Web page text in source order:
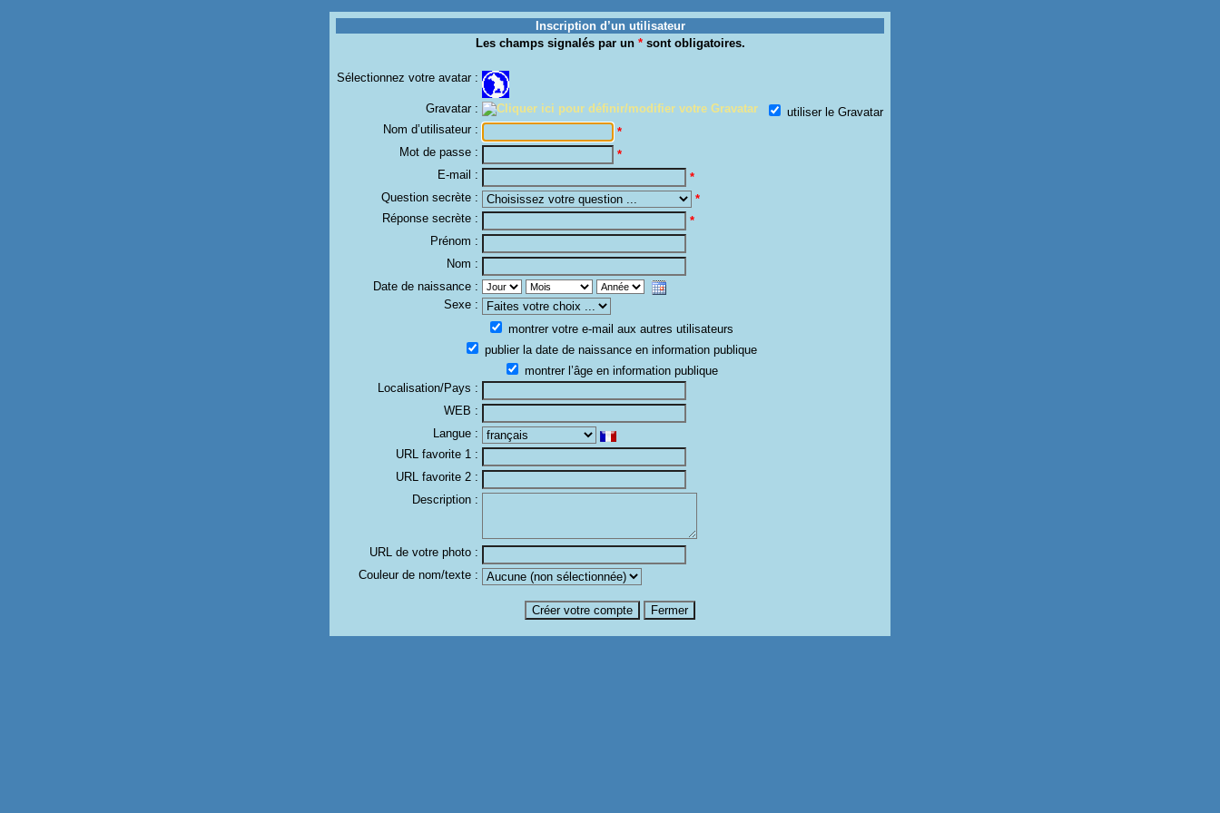
Inscription d’un utilisateur
Les champs signalés par un *sont obligatoires.
Sélectionnez votre avatar :
Gravatar :
utiliser le Gravatar
Nom d’utilisateur :
*
Mot de passe :
*
E-mail :
*
Question secrète :
*
Réponse secrète :
*
Prénom :
Nom :
Date de naissance :
Sexe :
montrer votre e-mail aux autres utilisateurs
publier la date de naissance en information publique
montrer l’âge en information publique
Localisation/Pays :
WEB :
Langue :
URL favorite 1 :
URL favorite 2 :
Description :
URL de votre photo :
Couleur de nom/texte :